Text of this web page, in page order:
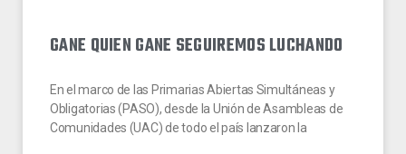
GANE QUIEN GANE SEGUIREMOS LUCHANDO
En el marco de las Primarias Abiertas Simultáneas y
Obligatorias (PASO), desde la Unión de Asambleas de
Comunidades (UAC) de todo el país lanzaron la